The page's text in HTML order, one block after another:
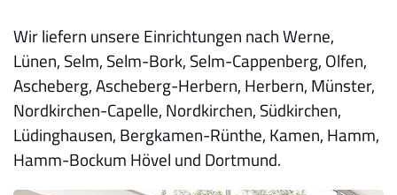
Wir liefern unsere Einrichtungen nach Werne,
Lünen, Selm, Selm-Bork, Selm-Cappenberg, Olfen,
Ascheberg, Ascheberg-Herbern, Herbern, Münster,
Nordkirchen-Capelle, Nordkirchen, Südkirchen,
Lüdinghausen, Bergkamen-Rünthe, Kamen, Hamm,
Hamm-Bockum Hövel und Dortmund.